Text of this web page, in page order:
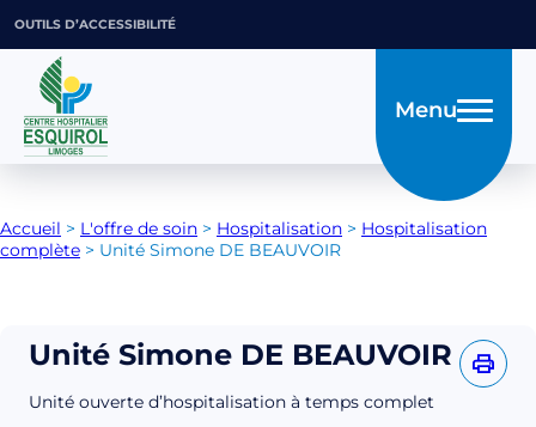
OUTILS D’ACCESSIBILITÉ
Menu
Accueil > L'offre de soin > Hospitalisation > Hospitalisation
complète > Unité Simone DE BEAUVOIR
Unité Simone DE BEAUVOIR
Unité ouverte d’hospitalisation à temps complet